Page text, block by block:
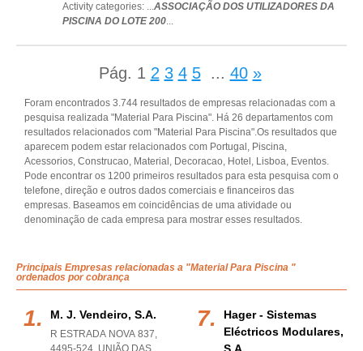
Activity categories: ...ASSOCIAÇÃO DOS UTILIZADORES DA
PISCINA DO LOTE 200...
Pág. 1 2 3 4 5 ... 40 »
Foram encontrados 3.744 resultados de empresas relacionadas com a
pesquisa realizada "Material Para Piscina". Há 26 departamentos com
resultados relacionados com "Material Para Piscina".Os resultados que
aparecem podem estar relacionados com Portugal, Piscina,
Acessorios, Construcao, Material, Decoracao, Hotel, Lisboa, Eventos.
Pode encontrar os 1200 primeiros resultados para esta pesquisa com o
telefone, direção e outros dados comerciais e financeiros das
empresas. Baseamos em coincidências de uma atividade ou
denominação de cada empresa para mostrar esses resultados.
Principais Empresas relacionadas a "Material Para Piscina "
ordenados por cobrança
M. J. Vendeiro, S.a.
R ESTRADA NOVA 837,
4495-524, UNIÃO DAS
Hager - Sistemas
Eléctricos Modulares,